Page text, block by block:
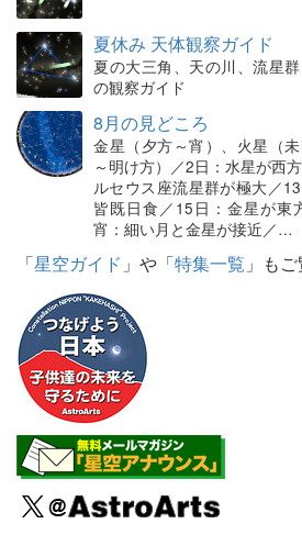
夏休み 天体観察ガイド
夏の大三角、天の川、流星
の観察ガイド
8月の見どころ
金星（夕方～宵）、火星（
～明け方）／2日：水星が西
ルセウス座流星群が極大／
皆既日食／15日：金星が東
宵：細い月と金星が接近／…
「星空ガイド 」や「特集一覧 」も